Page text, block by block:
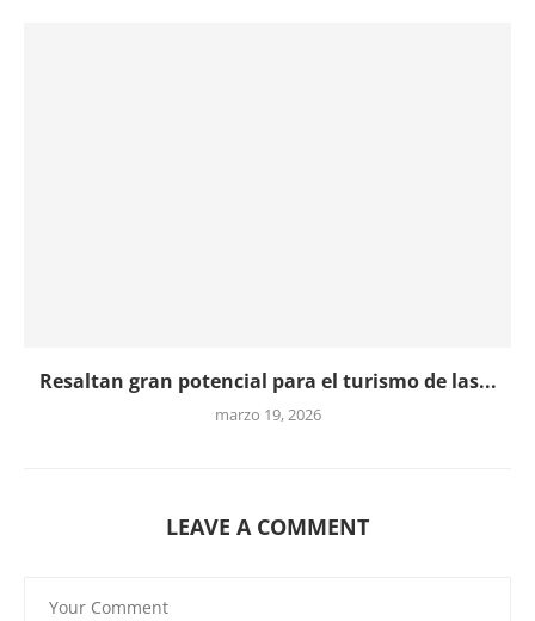
Resaltan gran potencial para el turismo de las...
marzo 19, 2026
LEAVE A COMMENT